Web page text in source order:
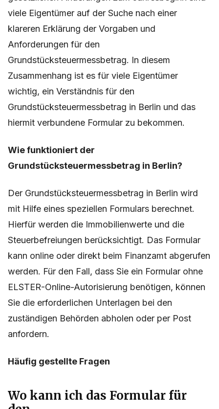
Immobilienbesitzer in der Hauptstadt. Nach den
gesetzlichen Änderungen zum Jahresbeginn sind
viele Eigentümer auf der Suche nach einer
klareren Erklärung der Vorgaben und
Anforderungen für den
Grundstücksteuermessbetrag. In diesem
Zusammenhang ist es für viele Eigentümer
wichtig, ein Verständnis für den
hiermit verbundene Formular zu bekommen.
Grundstücksteuermessbetrag in Berlin?
Der Grundstücksteuermessbetrag in Berlin wird
mit Hilfe eines speziellen Formulars berechnet.
Hierfür werden die Immobilienwerte und die
Steuerbefreiungen berücksichtigt. Das Formular
kann online oder direkt beim Finanzamt abgerufen
werden. Für den Fall, dass Sie ein Formular ohne
ELSTER-Online-Autorisierung benötigen, können
Sie die erforderlichen Unterlagen bei den
anfordern.
Häufig gestellte Fragen